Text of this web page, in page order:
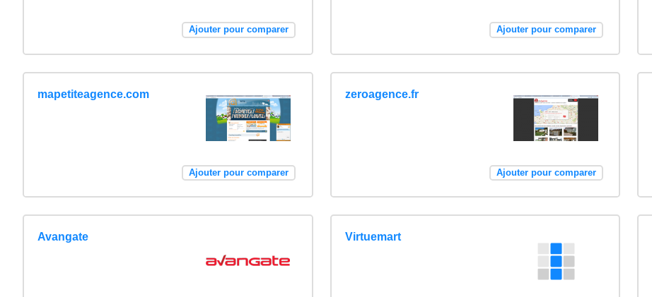
Ajouter pour comparer Ajouter pour comparer
mapetiteagence.com
Ajouter pour comparer
zeroagence.fr
Ajouter pour comparer
Avangate Virtuemart